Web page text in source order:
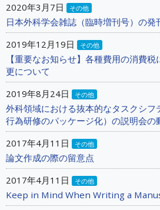
2020年3月7日
その他
日本外科学会雑誌（臨時増刊号）の
2019年12月19日
その他
【重要なお知らせ】各種費用の消費
更について
2019年8月24日
その他
外科領域における抜本的なタスクシフ
行為研修のパッケージ化）の説明会の
2017年4月11日
その他
論文作成の際の留意点
2017年4月11日
その他
Keep in Mind When Writing a